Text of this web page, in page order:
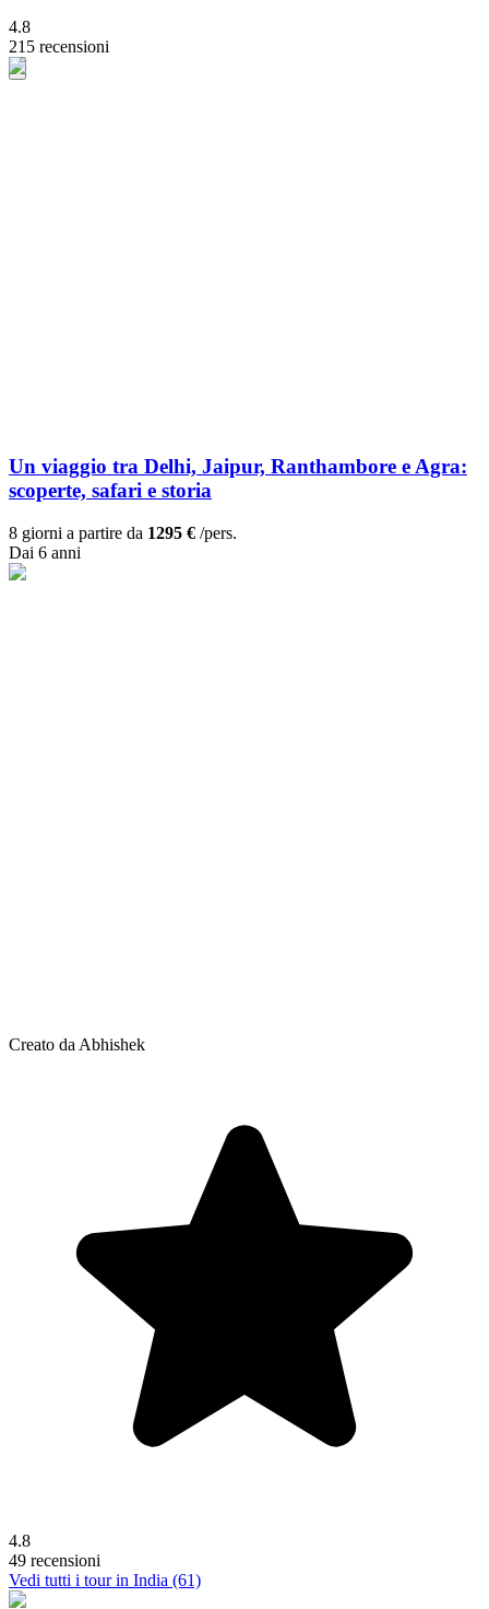
4.8
215 recensioni
Un viaggio tra Delhi, Jaipur, Ranthambore e Agra:
scoperte, safari e storia
8 giorni a partire da 1295 € /pers.
Dai 6 anni
Creato da Abhishek
4.8
49 recensioni
Vedi tutti i tour in India (61)